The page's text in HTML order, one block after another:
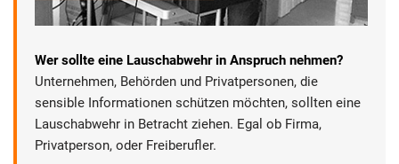
Wer sollte eine Lauschabwehr in Anspruch nehmen?
Unternehmen, Behörden und Privatpersonen, die
sensible Informationen schützen möchten, sollten eine
Lauschabwehr in Betracht ziehen. Egal ob Firma,
Privatperson, oder Freiberufler.